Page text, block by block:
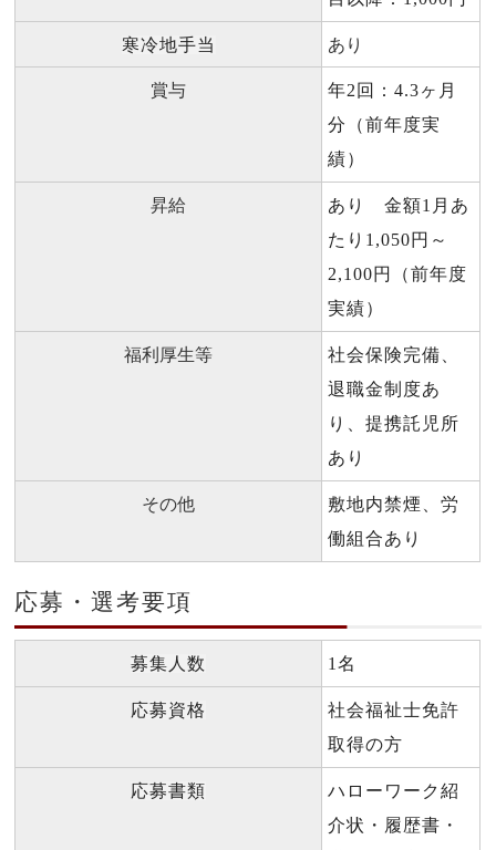
寒冷地手当
あり
賞与
年2回：4.3ヶ月
分（前年度実
績）
昇給
あり 金額1月あ
たり1,050円～
2,100円（前年度
実績）
福利厚生等
社会保険完備、
退職金制度あ
り、提携託児所
あり
その他
敷地内禁煙、労
働組合あり
応募・選考要項
募集人数 1名
応募資格
社会福祉士免許
取得の方
応募書類
ハローワーク紹
介状・履歴書・